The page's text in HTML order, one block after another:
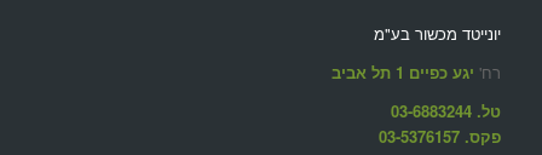
יונייטד מכשור בע"מ
רח' יגע כפיים 1 תל אביב
טל. 03-6883244
פקס. 03-5376157